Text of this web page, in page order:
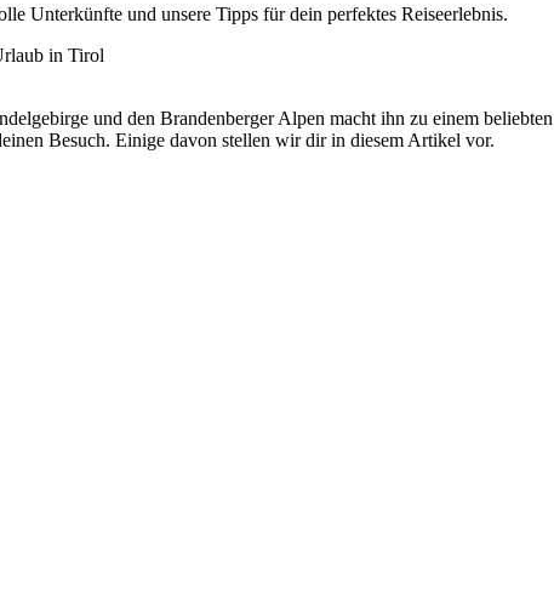
in Tirol
und den Brandenberger Alpen macht ihn zu einem
Besuch. Einige davon stellen wir dir in diesem Artikel vor.